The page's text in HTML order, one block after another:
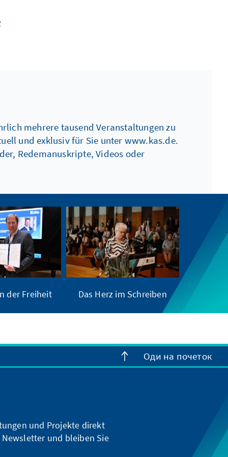
mehrere tausend Veranstaltungen zu
und exklusiv für Sie unter www.kas.de.
Redemanuskripte, Videos oder
der Freiheit Das Herz im Schreiben
Оди на почеток
und Projekte direkt
und bleiben Sie